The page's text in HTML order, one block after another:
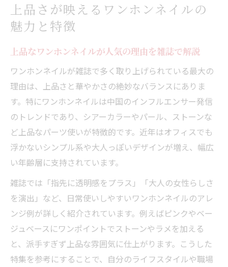
上品さが映えるワンホンネイルの
魅力と特徴
上品なワンホンネイルが人気の理由を雑誌で解説
ワンホンネイルが雑誌で多く取り上げられている最大の
理由は、上品さと華やかさの絶妙なバランスにありま
す。特にワンホンネイルは中国のインフルエンサー発信
のトレンドであり、シアーカラーやパール、ストーンな
ど上品なパーツ使いが特徴的です。近年はオフィスでも
浮かないシンプル系や大人っぽいデザインが増え、幅広
い年齢層に支持されています。
雑誌では「指先に透明感をプラス」「大人の女性らしさ
を演出」など、日常使いしやすいワンホンネイルのアレ
ンジ例が詳しく紹介されています。例えばピンクやベー
ジュベースにワンポイントでストーンやラメを加える
と、派手すぎず上品な雰囲気に仕上がります。こうした
特集を参考にすることで、自分のライフスタイルや職場